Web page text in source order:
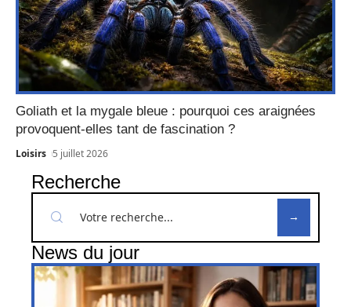
Goliath et la mygale bleue : pourquoi ces araignées
provoquent-elles tant de fascination ?
Loisirs 5 juillet 2026
Recherche
News du jour